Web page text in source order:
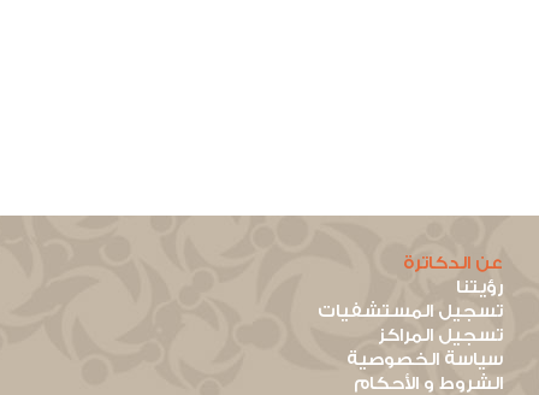
عن الدكاترة
رؤيتنا
تسجيل المستشفيات
تسجيل المراكز
سياسة الخصوصية
الشروط و الأحكام